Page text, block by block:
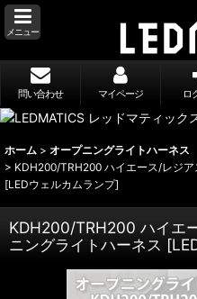
メニュー
問い合わせ マイページ ロ
ホーム > オープニングライトハーネス
> KDH200/TRH200 ハイエース/レジ
[LEDウェルカムランプ]
KDH200/TRH200 ハイエ
ニングライトハーネス